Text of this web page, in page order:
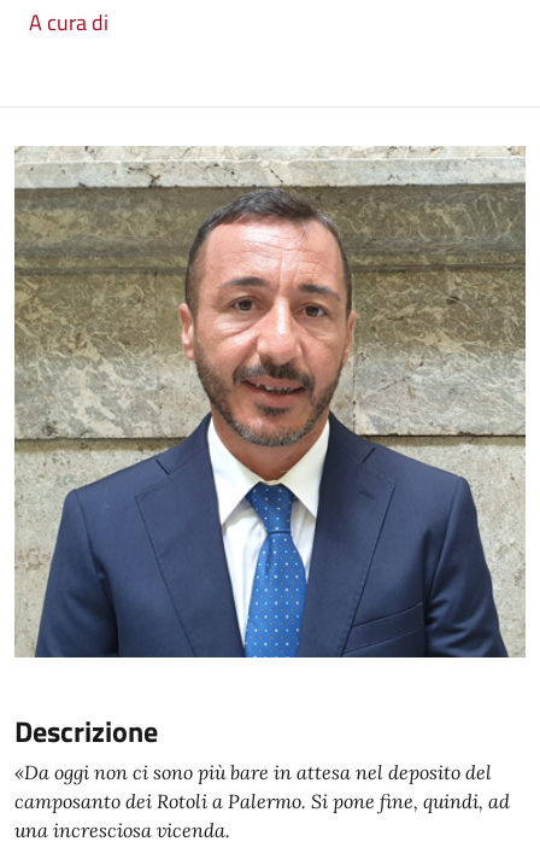
A cura di
Descrizione
«Da oggi non ci sono più bare in attesa nel deposito del
camposanto dei Rotoli a Palermo. Si pone fine, quindi, ad
una incresciosa vicenda.